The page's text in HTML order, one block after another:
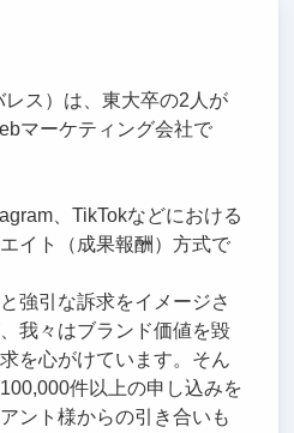
ス）は、東大卒の2人が
マーケティング会社で
、TikTokなどにおける
イト（成果報酬）方式で
強引な訴求をイメージさ
我々はブランド価値を毀
を心がけています。そん
件以上の申し込みを
ント様からの引き合いも